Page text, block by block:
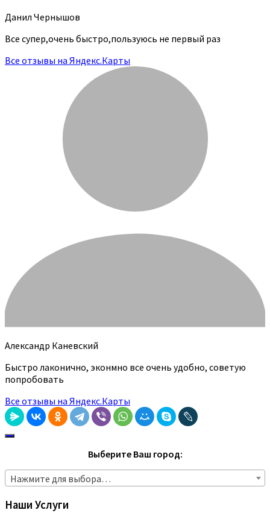
Данил Чернышов
Все супер,очень быстро,пользуюсь не первый раз
Все отзывы на Яндекс.Карты
Александр Каневский
Быстро лаконично, эконмно все очень удобно, советую
попробовать
Все отзывы на Яндекс.Карты
Выберите Ваш город:
Нажмите для выбора…
Наши Услуги